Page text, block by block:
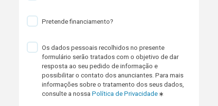
Pretende financiamento?
Os dados pessoais recolhidos no presente
formulário serão tratados com o objetivo de dar
resposta ao seu pedido de informação e
possibilitar o contato dos anunciantes. Para mais
informações sobre o tratamento dos seus dados,
consulte a nossaPolítica de Privacidade